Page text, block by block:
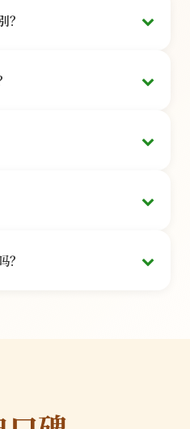
客服为您安排
包间
虹口 · 北外滩
（最后入场时间20:00）
，如需在非营业时间使
明自带茶叶，以便我们准
品质和口感。
礼品+优先预约